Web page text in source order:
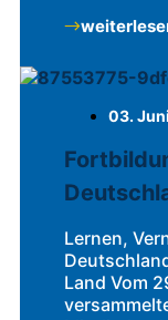
03.
Lernen,
Land Vom